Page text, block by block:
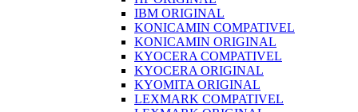
IBM ORIGINAL
KONICAMIN COMPATIVEL
KONICAMIN ORIGINAL
KYOCERA COMPATIVEL
KYOCERA ORIGINAL
KYOMITA ORIGINAL
LEXMARK COMPATIVEL